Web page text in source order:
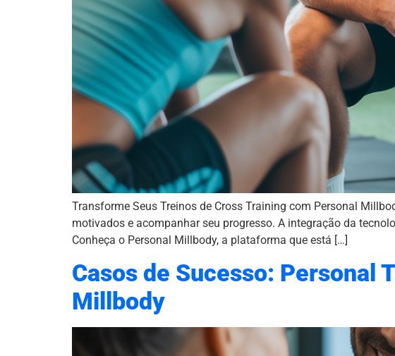
Transforme Seus Treinos de Cross Training com Personal
motivados e acompanhar seu progresso. A integração da
Conheça o Personal Millbody, a plataforma que está […]
Casos de Sucesso: Personal
Millbody